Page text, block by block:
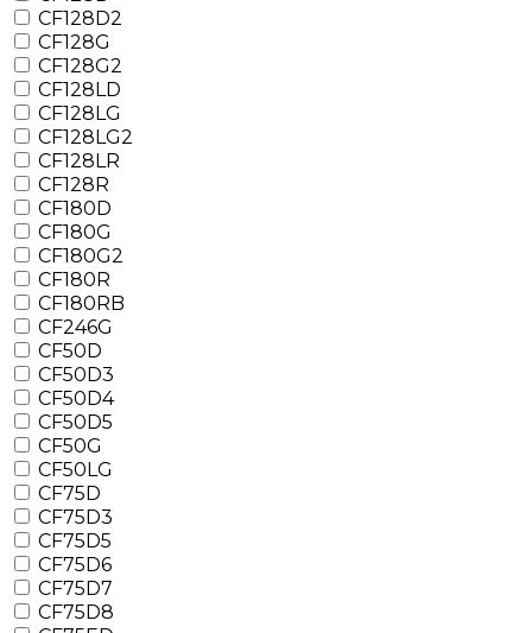
CF128D2
CF128G
CF128G2
CF128LD
CF128LG
CF128LG2
CF128LR
CF128R
CF180D
CF180G
CF180G2
CF180R
CF180RB
CF246G
CF50D
CF50D3
CF50D4
CF50D5
CF50G
CF50LG
CF75D
CF75D3
CF75D5
CF75D6
CF75D7
CF75D8